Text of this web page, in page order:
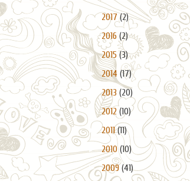
► 2017(2)
►2016 (2)
►2015 (3)
►2014 (17)
►2013 (20)
►2012 (10)
►2011(11)
►2010(10)
►2009(41)